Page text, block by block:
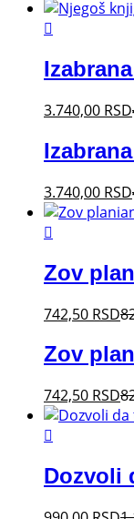
3.740,00 RSD
3.740,00 RSD
Zov
742,50 RSD
Zov
742,50 RSD
Dozvoli